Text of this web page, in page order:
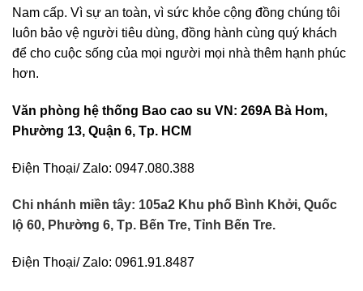
Nam cấp. Vì sự an toàn, vì sức khỏe cộng đồng chúng tôi
luôn bảo vệ người tiêu dùng, đồng hành cùng quý khách
để cho cuộc sống của mọi người mọi nhà thêm hạnh phúc
hơn.
Văn phòng hệ thống Bao cao su VN: 269A Bà Hom,
Phường 13, Quận 6, Tp. HCM
Điện Thoại/ Zalo: 0947.080.388
Chi nhánh miền tây: 105a2 Khu phố Bình Khởi, Quốc
lộ 60, Phường 6, Tp. Bến Tre, Tỉnh Bến Tre.
Điện Thoại/ Zalo: 0961.91.8487